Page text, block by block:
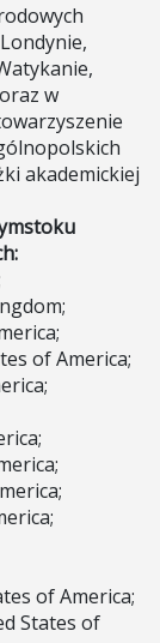
w
akademickiej
of America;
of America;
States of